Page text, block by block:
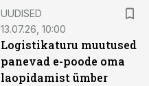
UUDISED
13.07.26, 10:00
Logistikaturu muutused
panevad e-poode oma
laopidamist ümber